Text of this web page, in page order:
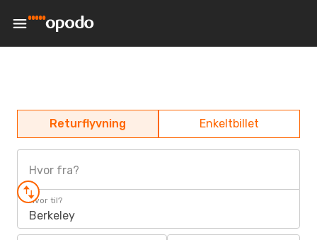
Returflyvning Enkeltbillet
Hvor fra?
Hvor til?
Berkeley